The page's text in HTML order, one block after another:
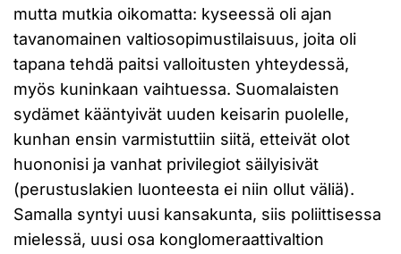
mutta mutkia oikomatta: kyseessä oli ajan
tavanomainen valtiosopimustilaisuus, joita oli
tapana tehdä paitsi valloitusten yhteydessä,
myös kuninkaan vaihtuessa. Suomalaisten
sydämet kääntyivät uuden keisarin puolelle,
kunhan ensin varmistuttiin siitä, etteivät olot
huononisi ja vanhat privilegiot säilyisivät
(perustuslakien luonteesta ei niin ollut väliä).
Samalla syntyi uusi kansakunta, siis poliittisessa
mielessä, uusi osa konglomeraattivaltion